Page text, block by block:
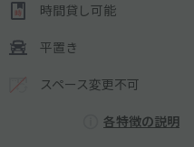
時間貸し可能
平置き
スペース変更不可
各特徴の説明